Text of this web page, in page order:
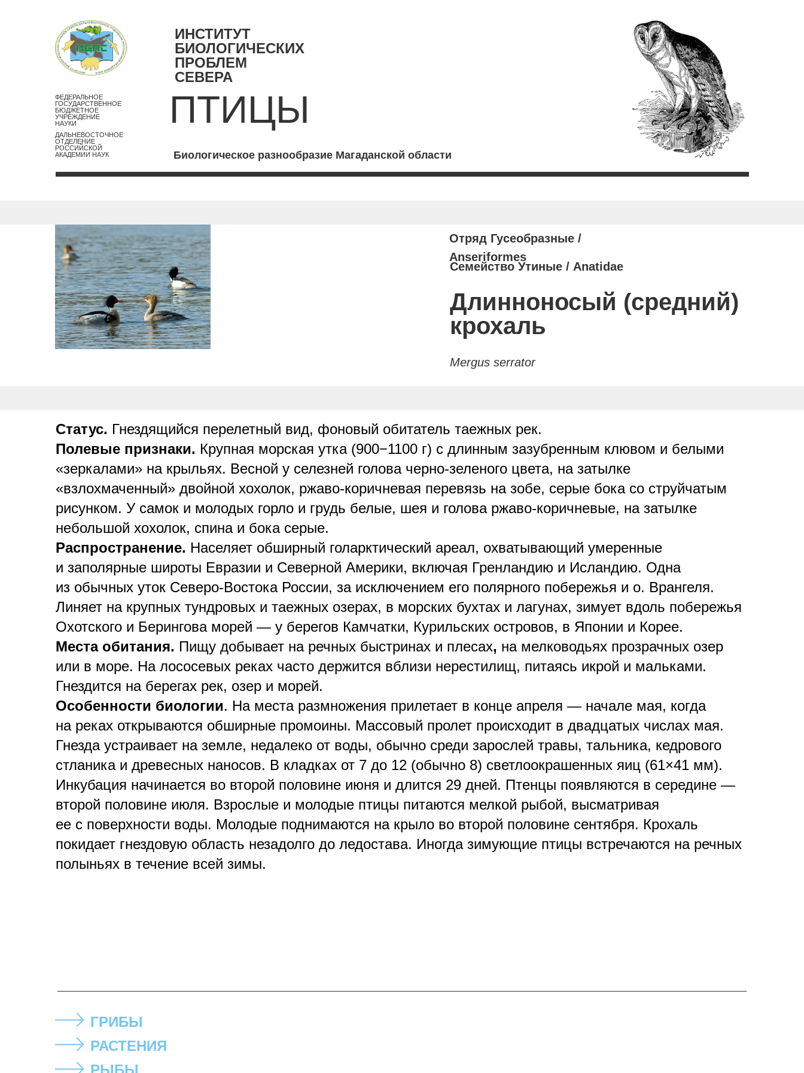
ИНСТИТУТ
БИОЛОГИЧЕСКИХ
ПРОБЛЕМ
СЕВЕРА
ФЕДЕРАЛЬНОЕ
ГОСУДАРСТВЕННОЕ
БЮДЖЕТНОЕ
УЧРЕЖДЕНИЕ
НАУКИ
ДАЛЬНЕВОСТОЧНОЕ
ОТДЕЛЕНИЕ
РОССИЙСКОЙ
АКАДЕМИИ НАУК
ПТИЦЫ
Биологическое разнообразие Магаданской области
Длинноносый (средний)
крохаль
Mergus serrator
Семейство Утиные / Anatidae
Отряд Гусеобразные /
Anseriformes
Статус. Гнездящийся перелетный вид, фоновый обитатель таежных рек.
Полевые признаки. Крупная морская утка (900−1100 г) с длинным зазубренным клювом и белыми
«зеркалами» на крыльях. Весной у селезней голова черно-зеленого цвета, на затылке
«взлохмаченный» двойной хохолок, ржаво-коричневая перевязь на зобе, серые бока со струйчатым
рисунком. У самок и молодых горло и грудь белые, шея и голова ржаво-коричневые, на затылке
небольшой хохолок, спина и бока серые.
Распространение. Населяет обширный голарктический ареал, охватывающий умеренные
и заполярные широты Евразии и Северной Америки, включая Гренландию и Исландию. Одна
из обычных уток Северо-Востока России, за исключением его полярного побережья и о. Врангеля.
Линяет на крупных тундровых и таежных озерах, в морских бухтах и лагунах, зимует вдоль побережья
Охотского и Берингова морей — у берегов Камчатки, Курильских островов, в Японии и Корее.
Места обитания. Пищу добывает на речных быстринах и плесах, на мелководьях прозрачных озер
или в море. На лососевых реках часто держится вблизи нерестилищ, питаясь икрой и мальками.
Гнездится на берегах рек, озер и морей.
Особенности биологии. На места размножения прилетает в конце апреля — начале мая, когда
на реках открываются обширные промоины. Массовый пролет происходит в двадцатых числах мая.
Гнезда устраивает на земле, недалеко от воды, обычно среди зарослей травы, тальника, кедрового
стланика и древесных наносов. В кладках от 7 до 12 (обычно 8) светлоокрашенных яиц (61×41 мм).
Инкубация начинается во второй половине июня и длится 29 дней. Птенцы появляются в середине —
второй половине июля. Взрослые и молодые птицы питаются мелкой рыбой, высматривая
ее с поверхности воды. Молодые поднимаются на крыло во второй половине сентября. Крохаль
покидает гнездовую область незадолго до ледостава. Иногда зимующие птицы встречаются на речных
полыньях в течение всей зимы.
ГРИБЫ
РАСТЕНИЯ
РЫБЫ